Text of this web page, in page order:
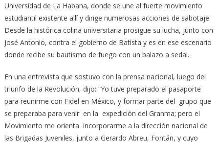
Universidad de La Habana, donde se une al fuerte movimiento
estudiantil existente allí y dirige numerosas acciones de sabotaje.
Desde la histórica colina universitaria prosigue su lucha, junto con
José Antonio, contra el gobierno de Batista y es en ese escenario
donde recibe su bautismo de fuego con un balazo a sedal.
En una entrevista que sostuvo con la prensa nacional, luego del
triunfo de la Revolución, dijo: “Yo tuve preparado el pasaporte
para reunirme con Fidel en México, y formar parte del grupo que
se preparaba para venir en la expedición del Granma; pero el
Movimiento me orienta incorporarme a la dirección nacional de
las Brigadas Juveniles, junto a Gerardo Abreu, Fontán, y cuyo